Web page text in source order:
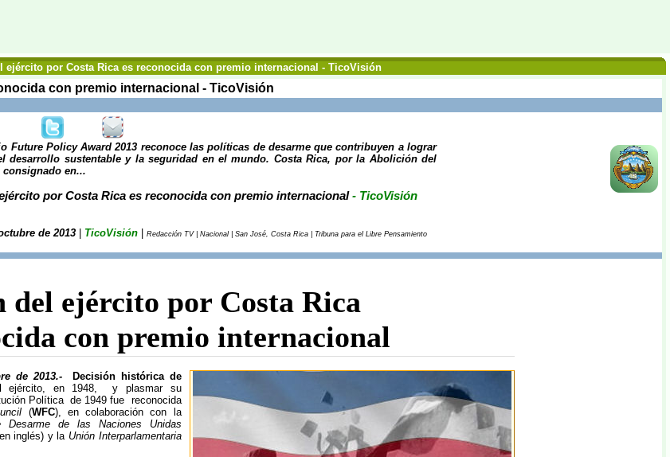
por Costa Rica es reconocida con premio internacional - TicoVisión
con premio internacional - TicoVisión
Future Policy Award 2013 reconoce las políticas de desarme que contribuyen a lograr
desarrollo sustentable y la seguridad en el mundo. Costa Rica, por la Abolición del
en...
por Costa Rica es reconocida con premio internacional- TicoVisión
de 2013 TicoVisión Redacción TV | Nacional | San José, Costa Rica | Tribuna para el Libre Pensamiento
del ejército por Costa Rica
con premio internacional
de 2013.-
Decisión histórica de
en 1948, y plasmar su
Política de 1949 fue reconocida
(WFC), en colaboración con la
Desarme de las Naciones Unidas
inglés) y la Unión Interparlamentaria